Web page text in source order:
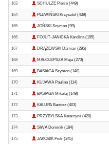
163 SCHULZE Pierre (449)
164 PLEWIŃSKI Krzysztof (439)
165 JOŃSKI Szymon (99)
166 FOJUT-JANICKA Karolina (195)
167 DRĄŻEWSKI Damian (295)
168 MAŁOLEPSZA Maja (270)
169 BASIAGA Szymon (148)
170 KUJAWA Paulina (114)
171 BASIAGA Mikołaj (149)
172 KALUPA Bartosz (403)
173 PRZYBYLSKA Katarzyna (420)
174 SIWA Dominik (184)
175 JAKÓBIK Piotr (245)